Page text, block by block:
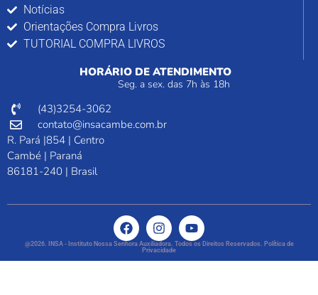
Notícias
Orientações Compra Livros
TUTORIAL COMPRA LIVROS
HORÁRIO DE ATENDIMENTO
Seg. a sex. das 7h às 18h
(43)3254-3062
contato@insacambe.com.br
R. Pará |854 | Centro
Cambé | Paraná
86181-240 | Brasil
@2026. INSA - Instituto Nossa Senhora Auxiliadora. Todos os Direitos Reservados. Política de
Privacidade